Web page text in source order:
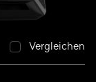
Vergleichen